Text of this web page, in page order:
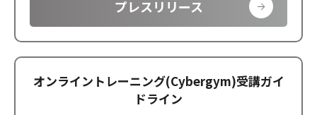
プレスリリース
オンライントレーニング(Cybergym)受講ガイ
ドライン